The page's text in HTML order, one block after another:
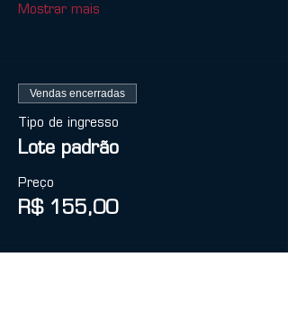
Mostrar mais
Vendas encerradas
Tipo de ingresso
Lote padrão
Preço
R$ 155,00